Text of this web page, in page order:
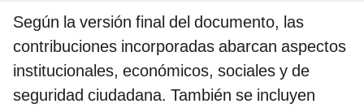
Según la versión final del documento, las
contribuciones incorporadas abarcan aspectos
institucionales, económicos, sociales y de
seguridad ciudadana. También se incluyen